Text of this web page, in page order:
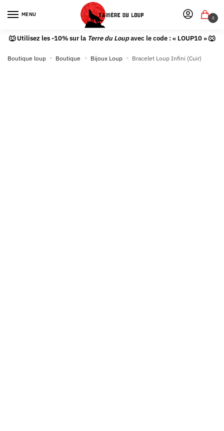
MENU
0
🐺 Utilisez les -10% sur la Terre du Loupavec le code : « LOUP10 » 🐺
Boutique loup » Boutique » Bijoux Loup » Bracelet Loup Infini (Cuir)